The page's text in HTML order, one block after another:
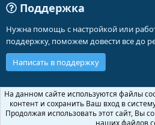
Поддержка
Нужна помощь с настройкой или
поддержку, поможем довести все до
Написать в поддержку
Russian (RU)
Обратная связь
Условия и правила
Политика конфиденциальности
На данном сайте используются файлы
контент и сохранить Ваш вход в
Продолжая использовать этот сайт, Вы
наших файлов